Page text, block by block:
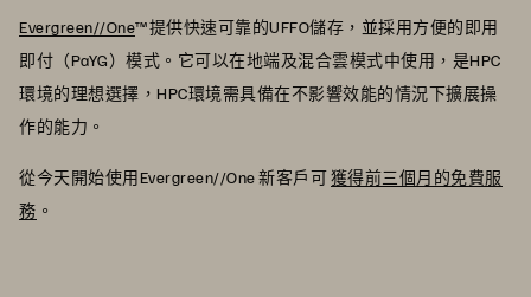
Evergreen//One™提供快速可靠的UFFO儲存，並採用方便的即用
即付（PaYG）模式。它可以在地端及混合雲模式中使用，是HPC
環境的理想選擇，HPC環境需具備在不影響效能的情況下擴展操
作的能力。
從今天開始使用Evergreen//One 新客戶可獲得前三個月的免費服
務 。